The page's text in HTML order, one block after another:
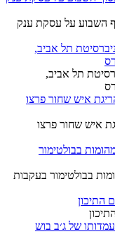
השבוע על עסקת ענק
תל אביב,
איש שחור פרצו
בבולטימור בעקבות